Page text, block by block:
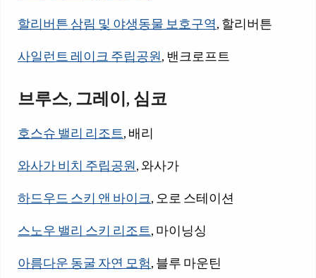
할리버튼 삼림 및 야생동물 보호구역, 할리버튼
사일런트 레이크 주립공원, 밴크로프트
브루스, 그레이, 심코
호스슈 밸리 리조트, 배리
와사가 비치 주립공원, 와사가
하드우드 스키 앤 바이크, 오로 스테이션
스노우 밸리 스키 리조트, 마이닝싱
아름다운 동굴 자연 모험, 블루 마운틴